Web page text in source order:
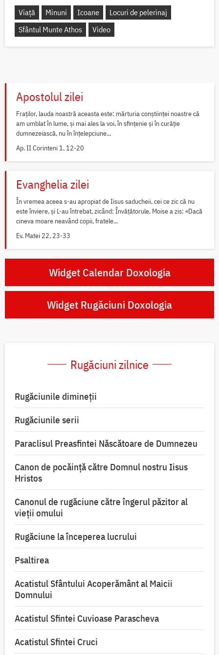
Viață Minuni Icoane
Locuri de pelerinaj
Sfântul Munte Athos
Video
Apostolul zilei
Fraților, lauda noastră aceasta este: mărturia conștiinței noastre că
am umblat în lume, și mai ales la voi, în sfințenie și în curăție
dumnezeiască, nu în înțelepciune...
Ap. II Corinteni 1, 12-20
Evanghelia zilei
În vremea aceea s-au apropiat de Iisus saducheii, cei ce zic că nu
este înviere, și L-au întrebat, zicând: Învățătorule, Moise a zis: «Dacă
cineva moare neavând copii, fratele...
Ev. Matei 22, 23-33
Widget Calendar Doxologia
Widget Rugăciuni Doxologia
Rugăciuni zilnice
Rugăciunile dimineții
Rugăciunile serii
Paraclisul Preasfintei Născătoare de Dumnezeu
Canon de pocăință către Domnul nostru Iisus
Hristos
Canonul de rugăciune către îngerul păzitor al
vieții omului
Rugăciune la începerea lucrului
Psaltirea
Acatistul Sfântului Acoperământ al Maicii
Domnului
Acatistul Sfintei Cuvioase Parascheva
Acatistul Sfintei Cruci